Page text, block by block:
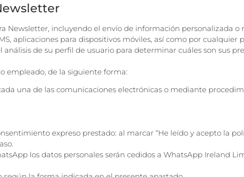
Newsletter, incluyendo el envío de información personalizada
aplicaciones para dispositivos móviles, así como por
de su perfil de usuario para determinar cuáles son sus
empleado, de la siguiente forma:
una de las comunicaciones electrónicas o mediante
expreso prestado: al marcar “He leído y acepto la
los datos personales serán cedidos a WhatsApp Ireland